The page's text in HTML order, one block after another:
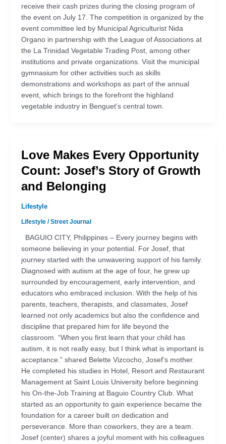
receive their cash prizes during the closing program of
the event on July 17. The competition is organized by the
event committee led by Municipal Agriculturist Nida
Organo in partnership with the League of Associations at
the La Trinidad Vegetable Trading Post, among other
institutions and private organizations. Visit the municipal
gymnasium for other activities such as skills
demonstrations and workshops as part of the annual
event, which brings to the forefront the highland
vegetable industry in Benguet’s central town.
Love Makes Every Opportunity
Count: Josef’s Story of Growth
and Belonging
Lifestyle
Lifestyle/Street Journal
BAGUIO CITY, Philippines – Every journey begins with
someone believing in your potential. For Josef, that
journey started with the unwavering support of his family.
Diagnosed with autism at the age of four, he grew up
surrounded by encouragement, early intervention, and
educators who embraced inclusion. With the help of his
parents, teachers, therapists, and classmates, Josef
learned not only academics but also the confidence and
discipline that prepared him for life beyond the
classroom. “When you first learn that your child has
autism, it is not really easy, but I think what is important is
acceptance.” shared Belette Vizcocho, Josef’s mother.
He completed his studies in Hotel, Resort and Restaurant
Management at Saint Louis University before beginning
his On-the-Job Training at Baguio Country Club. What
started as an opportunity to gain experience became the
foundation for a career built on dedication and
perseverance. More than coworkers, they are a team.
Josef (center) shares a joyful moment with his colleagues